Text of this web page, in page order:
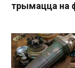
трымацца на